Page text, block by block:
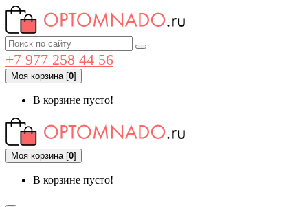
+7 977 258 44 56
Моя корзина[0]
В корзине пусто!
Моя корзина[0]
В корзине пусто!